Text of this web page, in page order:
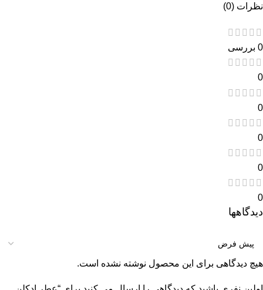
نظرات (0)
0 بررسی
0
0
0
0
0
دیدگاهها
هیچ دیدگاهی برای این محصول نوشته نشده است.